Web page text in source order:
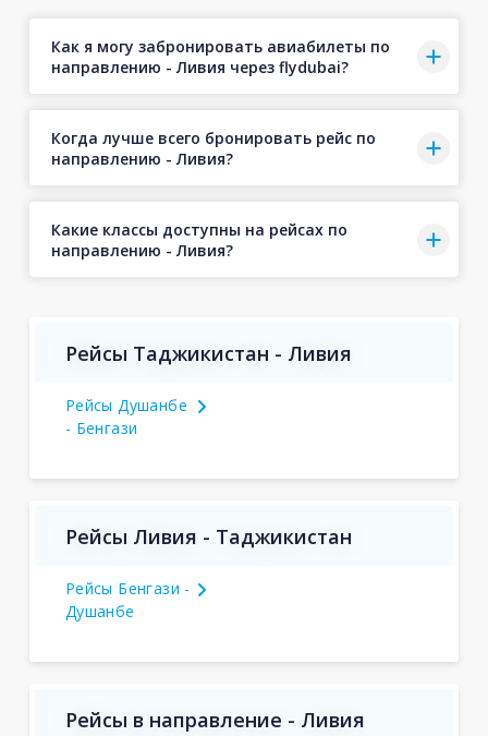
Как я могу забронировать авиабилеты по
направлению - Ливия через flydubai?
Когда лучше всего бронировать рейс по
направлению - Ливия?
Какие классы доступны на рейсах по
направлению - Ливия?
Рейсы Таджикистан - Ливия
Рейсы Душанбе
- Бенгази
Рейсы Ливия - Таджикистан
Рейсы Бенгази -
Душанбе
Рейсы в направление - Ливия